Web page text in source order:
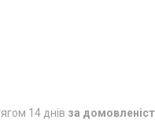
14 днів за